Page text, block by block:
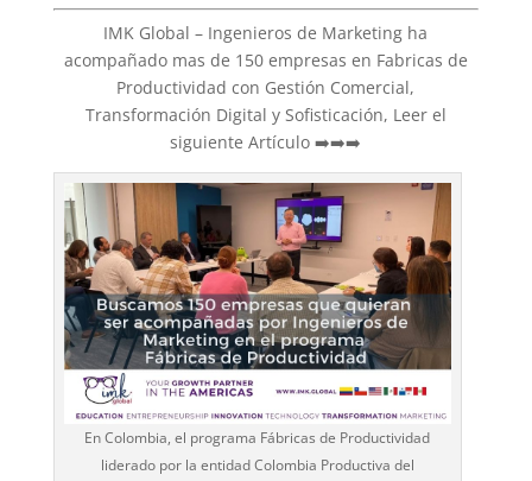
IMK Global – Ingenieros de Marketing ha
acompañado mas de 150 empresas en Fabricas de
Productividad con Gestión Comercial,
Transformación Digital y Sofisticación, Leer el
siguiente Artículo ➡️➡️➡️
En Colombia, el programa Fábricas de Productividad
liderado por la entidad Colombia Productiva del